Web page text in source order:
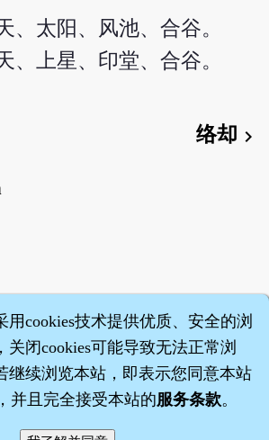
、太阳、风池、合谷。
、上星、印堂、合谷。
络却 chevron_right
用cookies技术提供优质、安全的浏
关闭cookies可能导致无法正常浏
继续浏览本站，即表示您同意本站
并且完全接受本站的服务条款。